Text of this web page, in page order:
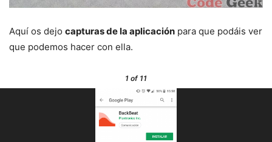
Aquí os dejo capturas de la aplicación para que podáis ver
que podemos hacer con ella.
1 of 11